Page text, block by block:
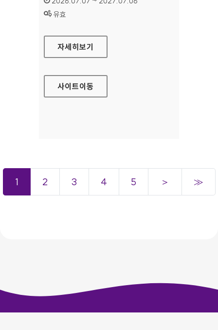
상태 :
유효
여신금융협회 소비자지원센터
자세히보기
사이트이동
1 2 3 4 5 ＞ ≫